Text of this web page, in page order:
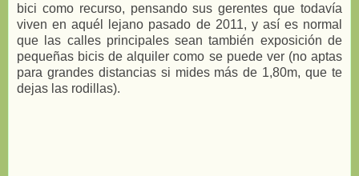
bici como recurso, pensando sus gerentes que todavía
viven en aquél lejano pasado de 2011, y así es normal
que las calles principales sean también exposición de
pequeñas bicis de alquiler como se puede ver (no aptas
para grandes distancias si mides más de 1,80m, que te
dejas las rodillas).